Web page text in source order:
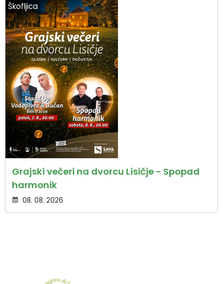
Škofljica
Grajski večeri na dvorcu Lisičje - Spopad
harmonik
08. 08. 2026